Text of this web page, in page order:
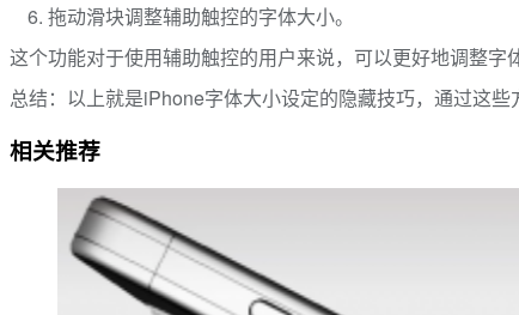
拖动滑块调整辅助触控的字体大小。
这个功能对于使用辅助触控的用户来说，可以更好地调整字
总结：以上就是iPhone字体大小设定的隐藏技巧，通过这
相关推荐